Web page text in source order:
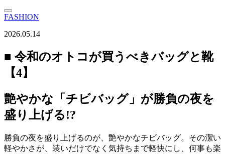
FASHION
2026.05.14
■ 令和のオトコが買うべきバッグと靴
【4】
艶やかな「チビバッグ」が勝負の夜を
盛り上げる!?
勝負の夜を盛り上げるのが、艶やかなチビバッグ。その潔い
軽やかさが、装いだけでなく気持ちまで軽快にし、何事も楽